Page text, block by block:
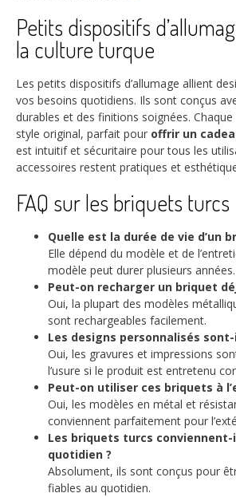
Petits dispositifs
la culture turque
Les petits dispositifs d’allumage allient
vos besoins quotidiens. Ils sont conçus
durables et des finitions soignées.
style original, parfait pour offrir un
est intuitif et sécuritaire pour tous les
accessoires restent pratiques et
FAQ sur les briquets turcs
Quelle est la durée de vie d’un
Elle dépend du modèle et de
modèle peut durer plusieurs années.
Peut-on recharger un briquet
Oui, la plupart des modèles
sont rechargeables facilement.
Les designs personnalisés
Oui, les gravures et impressions
l’usure si le produit est entretenu
Peut-on utiliser ces briquets à
Oui, les modèles en métal et
conviennent parfaitement pour
Les briquets turcs conviennent-
quotidien ?
Absolument, ils sont conçus pour
fiables au quotidien.